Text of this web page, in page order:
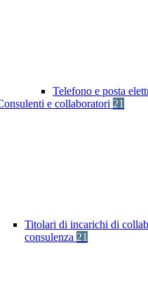
Telefono e posta
e collaboratori 21
Titolari di incarichi di
consulenza 21